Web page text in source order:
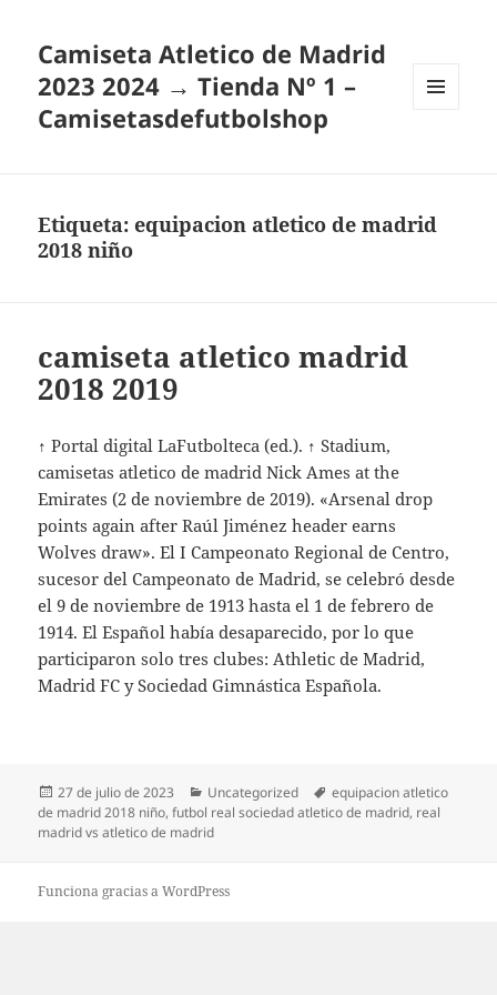
Camiseta Atletico de Madrid
2023 2024 → Tienda Nº 1 –
Camisetasdefutbolshop
Etiqueta:equipacion atletico de madrid
2018 niño
camiseta atletico madrid
2018 2019
↑ Portal digital LaFutbolteca (ed.). ↑ Stadium,
camisetas atletico de madrid Nick Ames at the
Emirates (2 de noviembre de 2019). «Arsenal drop
points again after Raúl Jiménez header earns
Wolves draw». El I Campeonato Regional de Centro,
sucesor del Campeonato de Madrid, se celebró desde
el 9 de noviembre de 1913 hasta el 1 de febrero de
1914. El Español había desaparecido, por lo que
participaron solo tres clubes: Athletic de Madrid,
Madrid FC y Sociedad Gimnástica Española.
Publicado
el
27 de julio de 2023 Categorías
Uncategorized Etiquetas
equipacion atletico
de madrid 2018 niño,futbol real sociedad atletico de madrid, real
madrid vs atletico de madrid
Funciona gracias a WordPress